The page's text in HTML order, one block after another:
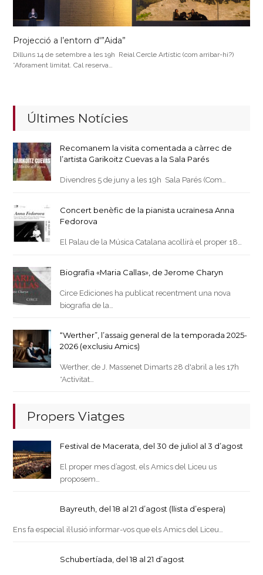
Projecció a l’entorn d'”Aida”
Dilluns 14 de setembre a les 19h Reial Cercle Artístic (com arribar-hi?)
*Aforament limitat. Cal reserva…
Últimes Notícies
Recomanem la visita comentada a càrrec de
l’artista Garikoitz Cuevas a la Sala Parés
Divendres 5 de juny a les 19h Sala Parés (Com…
Concert benèfic de la pianista ucraïnesa Anna
Fedorova
El Palau de la Música Catalana acollirà el proper 18…
Biografia «Maria Callas», de Jerome Charyn
Circe Ediciones ha publicat recentment una nova
biografia de la…
“Werther”, l’assaig general de la temporada 2025-
2026 (exclusiu Amics)
Werther, de J. Massenet Dimarts 28 d'abril a les 17h
*Activitat…
Propers Viatges
Festival de Macerata, del 30 de juliol al 3 d’agost
El proper mes d’agost, els Amics del Liceu us
proposem…
Bayreuth, del 18 al 21 d’agost (llista d’espera)
Ens fa especial il·lusió informar-vos que els Amics del Liceu…
Schubertíada, del 18 al 21 d’agost